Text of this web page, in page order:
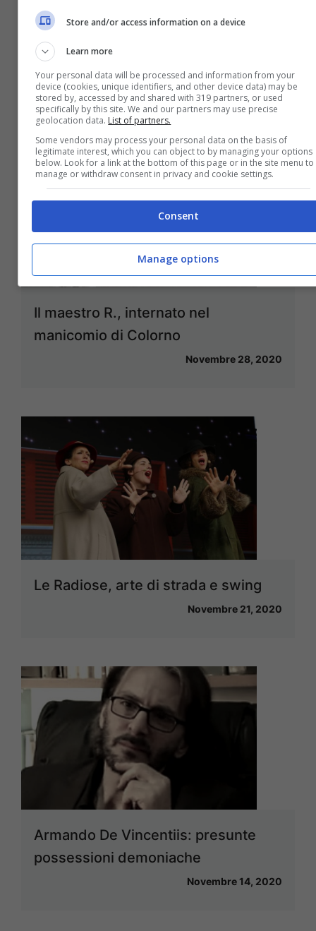
Elena Varotto: parliamo di
antropologia forense
Dicembre 5, 2020
Il maestro R., internato nel
manicomio di Colorno
Novembre 28, 2020
Le Radiose, arte di strada e swing
Novembre 21, 2020
Armando De Vincentiis: presunte
possessioni demoniache
Novembre 14, 2020
Store and/or access information on a device
Learn more
Your personal data will be processed and information from your
device (cookies, unique identifiers, and other device data) may be
stored by, accessed by and shared with 319 partners, or used
specifically by this site. We and our partners may use precise
geolocation data. List of partners.
Some vendors may process your personal data on the basis of
legitimate interest, which you can object to by managing your options
below. Look for a link at the bottom of this page or in the site menu to
manage or withdraw consent in privacy and cookie settings.
Consent
Manage options